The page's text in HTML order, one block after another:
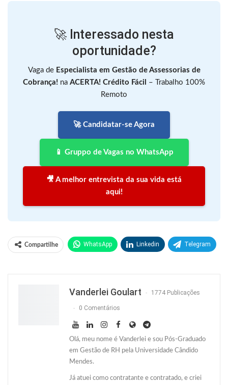
🚀 Interessado nesta
oportunidade?
Vaga de Especialista em Gestão de Assessorias de
Cobrança! na ACERTA! Crédito Fácil
– Trabalho 100%
Remoto
🚀 Candidatar-se Agora
📱 Gruppo de Vagas no WhatsApp
🎥 A melhor entrevista da sua vida está
aqui!
Compartilhe WhatsApp Linkedin Telegram
Vanderlei Goulart 1774 Publicações
0 Comentários
Olá, meu nome é Vanderlei e sou Pós-Graduado
em Gestão de RH pela Universidade Cândido
Mendes.
Já atuei como contratante e contratado, e criei